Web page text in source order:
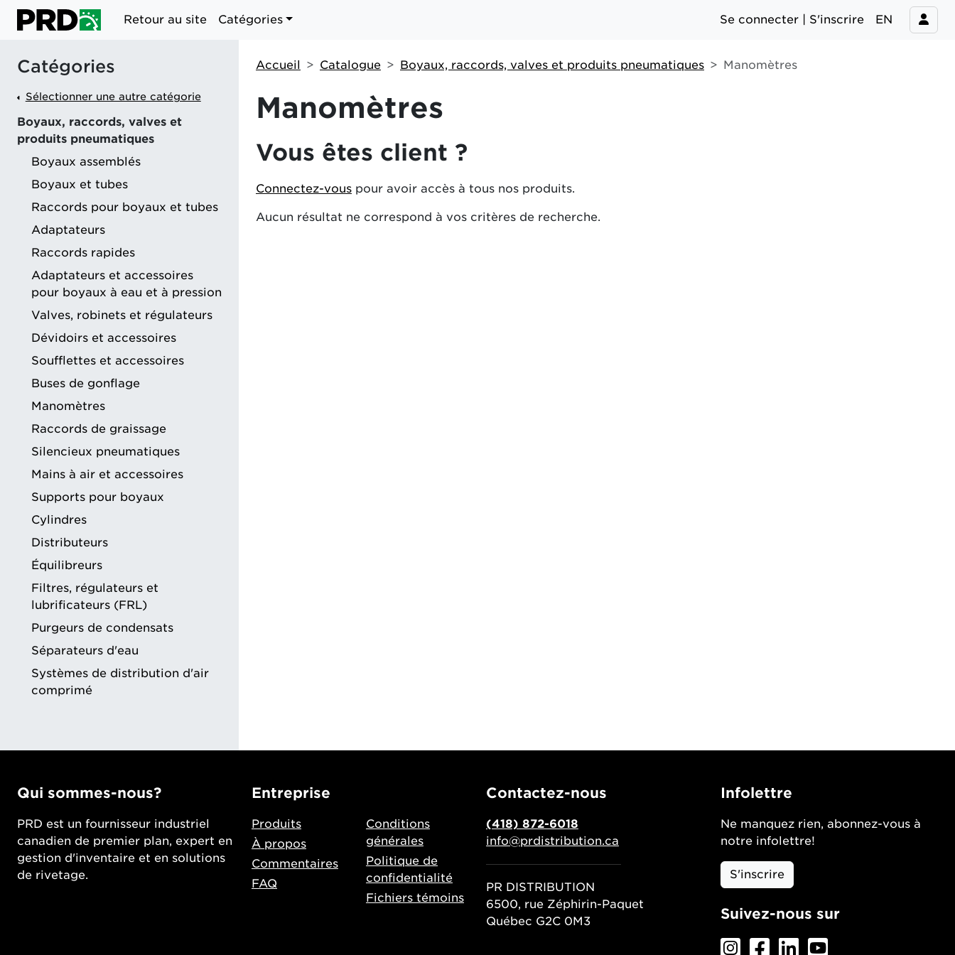
Retour au site Catégories Se connecter | S'inscrire EN
Catégories
Sélectionner une autre catégorie
Boyaux, raccords, valves et
produits pneumatiques
Boyaux assemblés
Boyaux et tubes
Raccords pour boyaux et tubes
Adaptateurs
Raccords rapides
Adaptateurs et accessoires
pour boyaux à eau et à pression
Valves, robinets et régulateurs
Dévidoirs et accessoires
Soufflettes et accessoires
Buses de gonflage
Manomètres
Raccords de graissage
Silencieux pneumatiques
Mains à air et accessoires
Supports pour boyaux
Cylindres
Distributeurs
Équilibreurs
Filtres, régulateurs et
lubrificateurs (FRL)
Purgeurs de condensats
Séparateurs d'eau
Systèmes de distribution d'air
comprimé
Accueil Catalogue Boyaux, raccords, valves et produits pneumatiques Manomètres
Manomètres
Vous êtes client ?
Connectez-vous pour avoir accès à tous nos produits.
Aucun résultat ne correspond à vos critères de recherche.
Qui sommes-nous?
PRD est un fournisseur industriel
canadien de premier plan, expert en
gestion d'inventaire et en solutions
de rivetage.
Entreprise
Produits
À propos
Commentaires
FAQ
Conditions
générales
Politique de
confidentialité
Fichiers témoins
Contactez-nous
(418) 872-6018
info@prdistribution.ca
PR DISTRIBUTION
6500, rue Zéphirin-Paquet
Québec G2C 0M3
Infolettre
Ne manquez rien, abonnez-vous à
notre infolettre!
S'inscrire
Suivez-nous sur